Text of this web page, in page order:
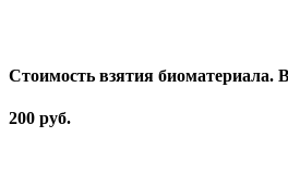
Стоимость взятия биоматериала.
200 руб.